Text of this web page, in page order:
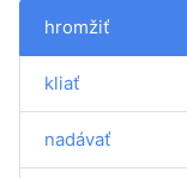
hromžiť
kliať
nadávať